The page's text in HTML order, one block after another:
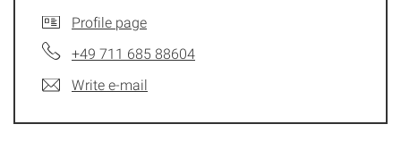
Profile page
+49 711 685 88604
Write e-mail